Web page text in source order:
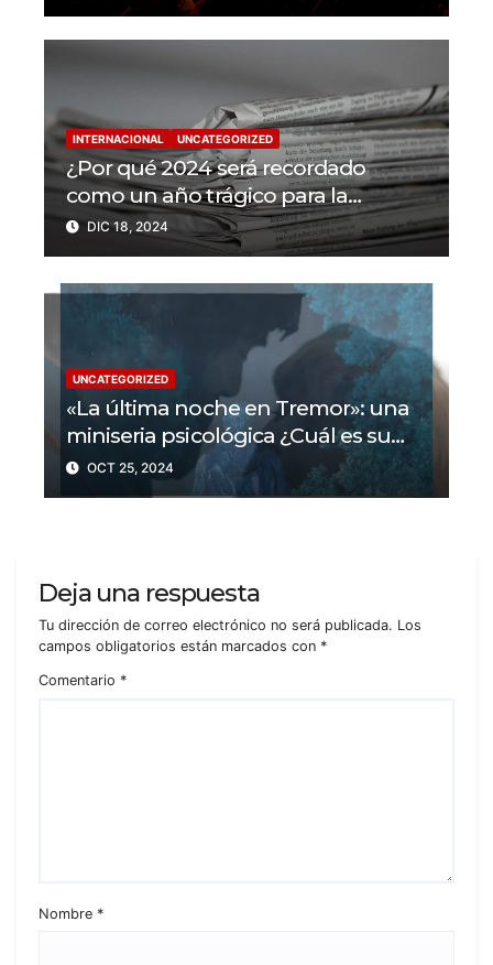
en 2024
INTERNACIONAL UNCATEGORIZED
¿Por qué 2024 será recordado
como un año trágico para la
libertad de prensa? Un tercio de los
periodistas asesinados por Israel
DIC 18, 2024
UNCATEGORIZED
«La última noche en Tremor»: una
miniseria psicológica ¿Cuál es su
trama?
OCT 25, 2024
Deja una respuesta
Tu dirección de correo electrónico no será publicada. Los
campos obligatorios están marcados con *
Comentario *
Nombre *